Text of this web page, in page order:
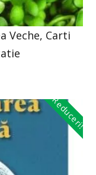
Veche, Carti
Reduceri!